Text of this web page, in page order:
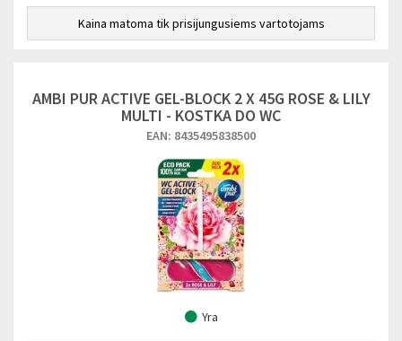
Kaina matoma tik prisijungusiems vartotojams
AMBI PUR ACTIVE GEL-BLOCK 2 X 45G ROSE & LILY
MULTI - KOSTKA DO WC
EAN: 8435495838500
Yra